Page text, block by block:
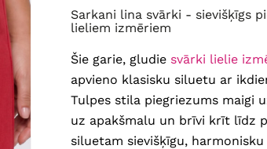
64
vidukļa
gūžas apkārtmērs
Sarkani lina svārki - sievišķīgs piegriezums
lieliem izmēriem
Šie garie, gludie svārki lielie
apvieno klasisku siluetu ar
Tulpes stila piegriezums maigi
uz apakšmalu un brīvi krīt līdz
siluetam sievišķīgu,